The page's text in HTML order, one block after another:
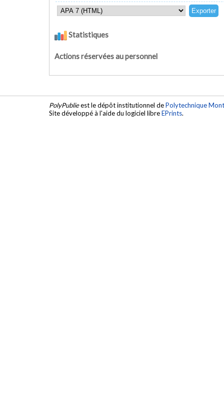
Statistiques
Actions réservées au personnel
PolyPublieest le dépôt institutionnel dePolytechnique
Site développé à l'aide du logiciel libreEPrints.